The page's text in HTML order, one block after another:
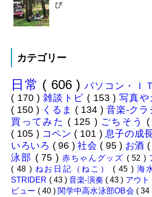
び
カテゴリー
日常 ( 606 )パソコン・Ｉ
( 170 ) 雑談トピ ( 153 ) 写真や
( 150 ) くるま ( 134 ) 音楽-クラ
買ってみた ( 125 ) ごちそう
( 105 ) コペン ( 101 ) 息子の成
いろいろ ( 96 )社会 ( 95 ) お酒
泳部 ( 75 ) 赤ちゃんグッズ ( 52 )
( 48 ) ねお日記（ねこ） ( 45 ) 海
STRIDER ( 43 ) 音楽-演奏 ( 43 ) アウト
ビュー ( 40 ) 関学中高水泳部OB会 ( 34